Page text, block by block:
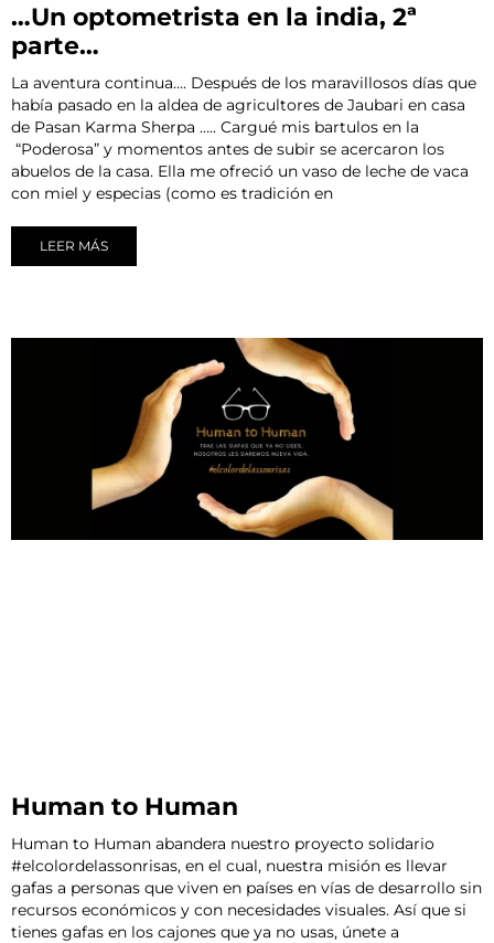
…Un optometrista en la india, 2ª
parte…
La aventura continua…. Después de los maravillosos días que
había pasado en la aldea de agricultores de Jaubari en casa
de Pasan Karma Sherpa ….. Cargué mis bartulos en la
“Poderosa” y momentos antes de subir se acercaron los
abuelos de la casa. Ella me ofreció un vaso de leche de vaca
con miel y especias (como es tradición en
LEER MÁS
Human to Human
Human to Human abandera nuestro proyecto solidario
#elcolordelassonrisas, en el cual, nuestra misión es llevar
gafas a personas que viven en países en vías de desarrollo sin
recursos económicos y con necesidades visuales. Así que si
tienes gafas en los cajones que ya no usas, únete a